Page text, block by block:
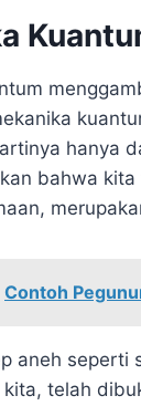
hanya
bahwa
Contoh
aneh seperti
telah